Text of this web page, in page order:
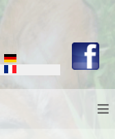
votre langue
≡